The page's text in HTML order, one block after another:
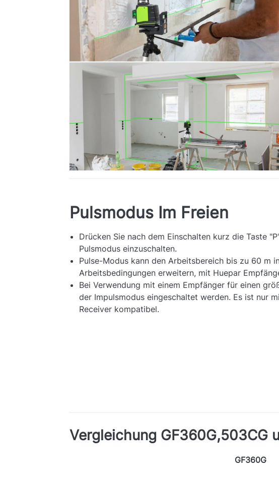
Pulsmodus Im Freien
Drücken Sie nach dem Einschalten kurz die Taste
Pulsmodus einzuschalten.
Pulse-Modus kann den Arbeitsbereich bis zu 60 m
Arbeitsbedingungen erweitern, mit Huepar
Bei Verwendung mit einem Empfänger für einen
der Impulsmodus eingeschaltet werden. Es ist nur
Receiver kompatibel.
Vergleichung GF360G,503CG
GF360G